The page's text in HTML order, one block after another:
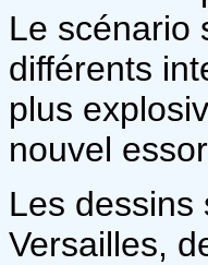
Le scénario
différents
plus
nouvel
Les dessins
Versailles,